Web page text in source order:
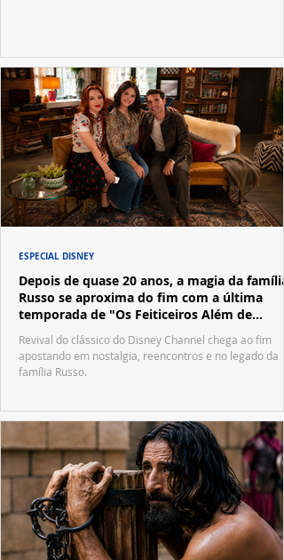
Depois de quase 20 anos, a magia da família
Russo se aproxima do fim com a última
temporada de "Os Feiticeiros Além de
Revival do clássico do Disney Channel chega ao fim
apostando em nostalgia, reencontros e no legado da
família Russo.
ESPECIAL DISNEY